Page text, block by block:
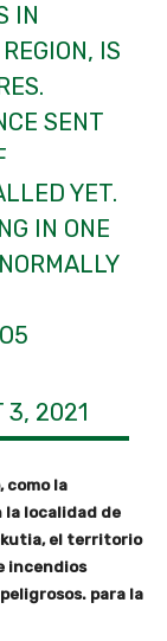
IN
IS
SENT
YET.
IN ONE
3, 2021
como la
la localidad de
el territorio
incendios
para la